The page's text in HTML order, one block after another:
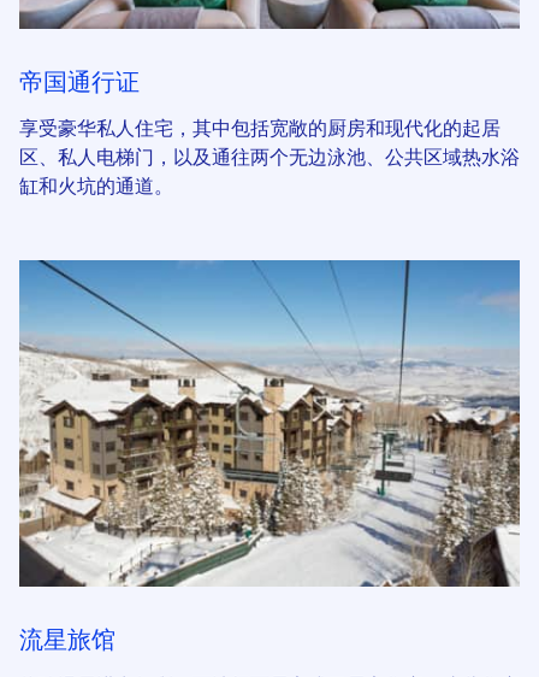
帝国通行证
享受豪华私人住宅，其中包括宽敞的厨房和现代化的起居
区、私人电梯门，以及通往两个无边泳池、公共区域热水浴
缸和火坑的通道。
流星旅馆